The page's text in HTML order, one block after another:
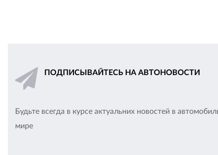
ПОДПИСЫВАЙТЕСЬ НА АВТОНОВОСТИ
Будьте всегда в курсе актуальних новостей в
мире